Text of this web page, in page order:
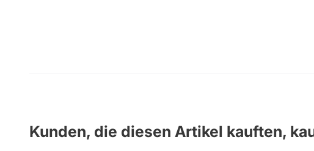
Kunden, die diesen Artikel kauften,